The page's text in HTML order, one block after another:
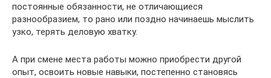
постоянные обязанности, не отличающиеся
разнообразием, то рано или поздно начинаешь мыслить
узко, терять деловую хватку.
А при смене места работы можно приобрести другой
опыт, освоить новые навыки, постепенно становясь